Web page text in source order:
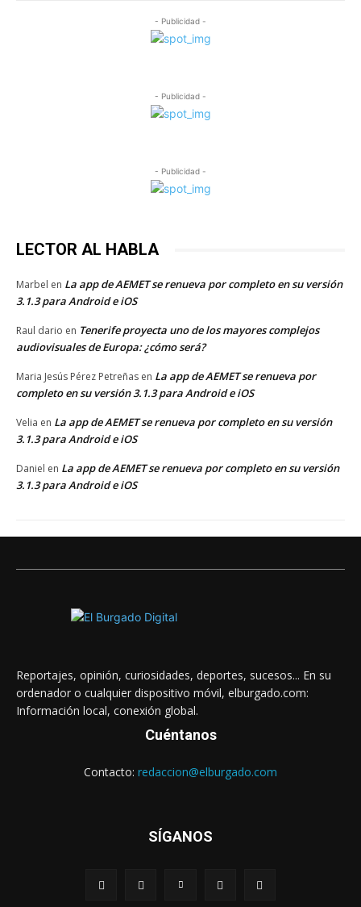
- Publicidad -
- Publicidad -
- Publicidad -
LECTOR AL HABLA
Marbel en La app de AEMET se renueva por completo en su versión
3.1.3 para Android e iOS
Raul dario en Tenerife proyecta uno de los mayores complejos
audiovisuales de Europa: ¿cómo será?
Maria Jesús Pérez Petreñas en La app de AEMET se renueva por
completo en su versión 3.1.3 para Android e iOS
Velia en La app de AEMET se renueva por completo en su versión
3.1.3 para Android e iOS
Daniel en La app de AEMET se renueva por completo en su versión
3.1.3 para Android e iOS
Reportajes, opinión, curiosidades, deportes, sucesos... En su
ordenador o cualquier dispositivo móvil, elburgado.com:
Información local, conexión global.
Cuéntanos
Contacto: redaccion@elburgado.com
SÍGANOS